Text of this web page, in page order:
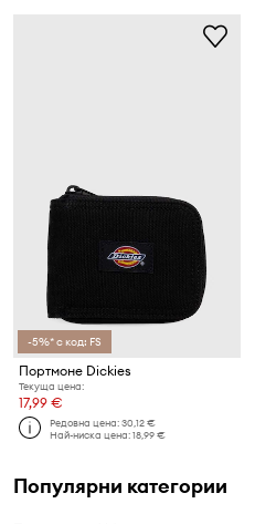
-5%* с код: FS
Портмоне Dickies
Текуща цена:
17,99 €
Редовна цена:30,12 €
Най-ниска цена:18,99 €
Популярни категории